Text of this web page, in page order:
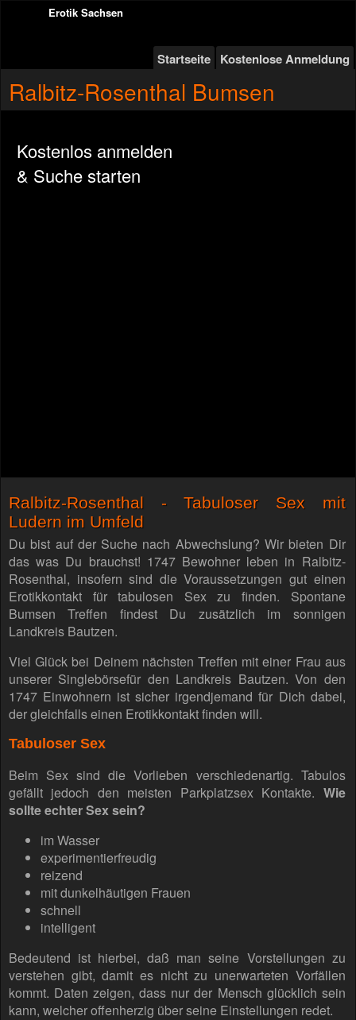
Erotik Sachsen
Startseite Kostenlose Anmeldung
Ralbitz-Rosenthal Bumsen
Kostenlos anmelden
& Suche starten
Ralbitz-Rosenthal - Tabuloser Sex mit
Ludern im Umfeld
Du bist auf der Suche nach Abwechslung? Wir bieten Dir
das was Du brauchst! 1747 Bewohner leben in Ralbitz-
Rosenthal, insofern sind die Voraussetzungen gut einen
Erotikkontakt für tabulosen Sex zu finden. Spontane
Bumsen Treffen findest Du zusätzlich im sonnigen
Landkreis Bautzen.
Viel Glück bei Deinem nächsten Treffen mit einer Frau aus
unserer Singlebörsefür den Landkreis Bautzen. Von den
1747 Einwohnern ist sicher irgendjemand für Dich dabei,
der gleichfalls einen Erotikkontakt finden will.
Tabuloser Sex
Beim Sex sind die Vorlieben verschiedenartig. Tabulos
gefällt jedoch den meisten Parkplatzsex Kontakte. Wie
sollte echter Sex sein?
im Wasser
experimentierfreudig
reizend
mit dunkelhäutigen Frauen
schnell
intelligent
Bedeutend ist hierbei, daß man seine Vorstellungen zu
verstehen gibt, damit es nicht zu unerwarteten Vorfällen
kommt. Daten zeigen, dass nur der Mensch glücklich sein
kann, welcher offenherzig über seine Einstellungen redet.